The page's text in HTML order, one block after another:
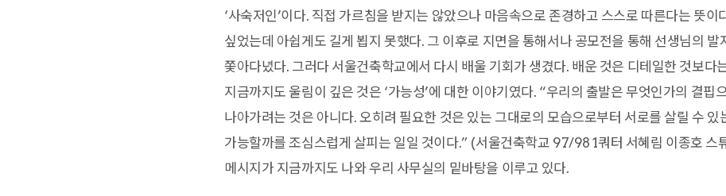
‘사숙저인’이다. 직접 가르침을 받지는 않았으나 마음속으로 존경하고 스스로 따른다는 뜻이
싶었는데 아쉽게도 길게 뵙지 못했다. 그 이후로 지면을 통해서나 공모전을 통해 선생님의 발
쫓아다녔다. 그러다 서울건축학교에서 다시 배울 기회가 생겼다. 배운 것은 디테일한 것보다
지금까지도 울림이 깊은 것은 ‘가능성’에 대한 이야기였다. “우리의 출발은 무엇인가의 결핍
나아가려는 것은 아니다. 오히려 필요한 것은 있는 그대로의 모습으로부터 서로를 살릴 수 있
가능할까를 조심스럽게 살피는 일일 것이다.” (서울건축학교 97/98 1쿼터 서혜림 이종호 스
메시지가 지금까지도 나와 우리 사무실의 밑바탕을 이루고 있다.